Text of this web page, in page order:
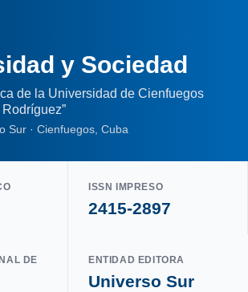
y Sociedad
de la Universidad de Cienfuegos
Sur · Cienfuegos, Cuba
ISSN IMPRESO
2415-2897
DE
ENTIDAD EDITORA
Universo Sur